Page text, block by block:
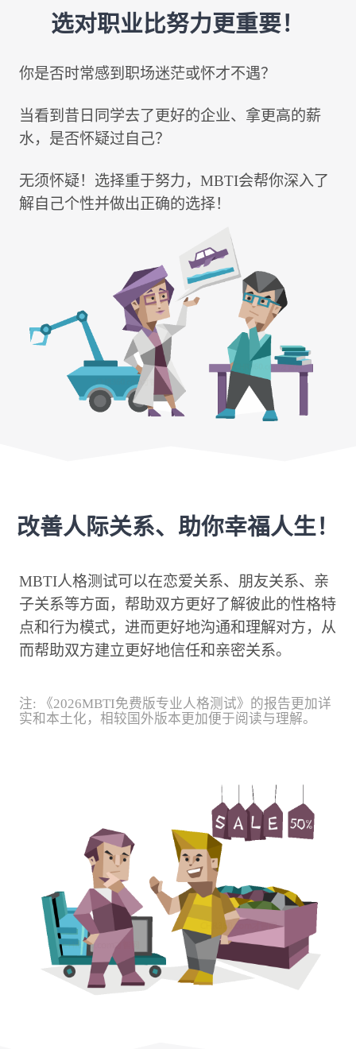
选对职业比努力更重要！
你是否时常感到职场迷茫或怀才不遇？
当看到昔日同学去了更好的企业、拿更高的薪
水，是否怀疑过自己？
无须怀疑！选择重于努力，MBTI会帮你深入了
解自己个性并做出正确的选择！
改善人际关系、助你幸福人生！
MBTI人格测试可以在恋爱关系、朋友关系、亲
子关系等方面，帮助双方更好了解彼此的性格特
点和行为模式，进而更好地沟通和理解对方，从
而帮助双方建立更好地信任和亲密关系。
注:
《2026MBTI免费版专业人格测试》的报告更加详
实和本土化，相较国外版本更加便于阅读与理解。